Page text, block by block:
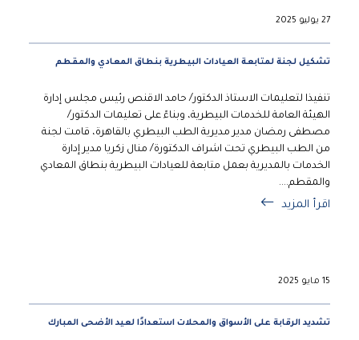
27 يوليو 2025
تشكيل لجنة لمتابعة العيادات البيطرية بنطاق المعادي والمقطم
تنفيذا لتعليمات الاستاذ الدكتور/ حامد الاقنص رئيس مجلس إدارة
الهيئة العامة للخدمات البيطرية، وبناءً على تعليمات الدكتور/
مصطفى رمضان مدير مديرية الطب البيطري بالقاهرة، قامت لجنة
من الطب البيطري تحت اشراف الدكتورة/ منال زكريا مدير إدارة
الخدمات بالمديرية بعمل متابعة للعيادات البيطرية بنطاق المعادي
والمقطم....
اقرأ المزيد
15 مايو 2025
تشديد الرقابة على الأسواق والمحلات استعدادًا لعيد الأضحى المبارك